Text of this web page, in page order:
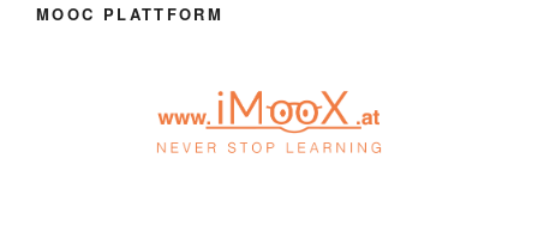
MOOC PLATTFORM